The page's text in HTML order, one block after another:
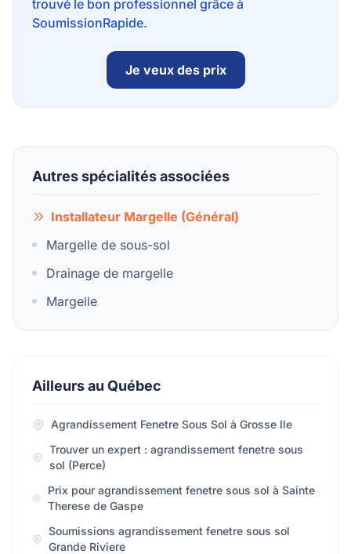
trouvé le bon professionnel grâce à
SoumissionRapide.
Je veux des prix
Autres spécialités associées
Installateur Margelle (Général)
Margelle de sous-sol
Drainage de margelle
Margelle
Ailleurs au Québec
Agrandissement Fenetre Sous Sol à Grosse Ile
Trouver un expert : agrandissement fenetre sous
sol (Perce)
Prix pour agrandissement fenetre sous sol à Sainte
Therese de Gaspe
Soumissions agrandissement fenetre sous sol
Grande Riviere